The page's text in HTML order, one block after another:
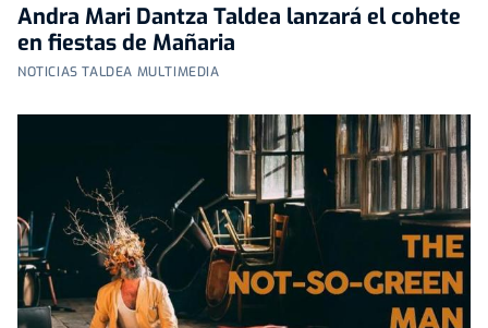
Andra Mari Dantza Taldea lanzará el cohete
en fiestas de Mañaria
NOTICIAS TALDEA MULTIMEDIA